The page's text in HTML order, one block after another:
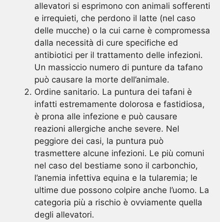
allevatori si esprimono con animali sofferenti
e irrequieti, che perdono il latte (nel caso
delle mucche) o la cui carne è compromessa
dalla necessità di cure specifiche ed
antibiotici per il trattamento delle infezioni.
Un massiccio numero di punture da tafano
può causare la morte dell’animale.
Ordine sanitario. La puntura dei tafani è
infatti estremamente dolorosa e fastidiosa,
è prona alle infezione e può causare
reazioni allergiche anche severe. Nel
peggiore dei casi, la puntura può
trasmettere alcune infezioni. Le più comuni
nel caso del bestiame sono il carbonchio,
l’anemia infettiva equina e la tularemia; le
ultime due possono colpire anche l’uomo. La
categoria più a rischio è ovviamente quella
degli allevatori.